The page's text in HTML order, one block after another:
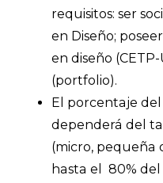
requisitos: ser
en Diseño;
en diseño
(portfolio).
El porcentaje
dependerá del
(micro, pequeña
hasta el 80%